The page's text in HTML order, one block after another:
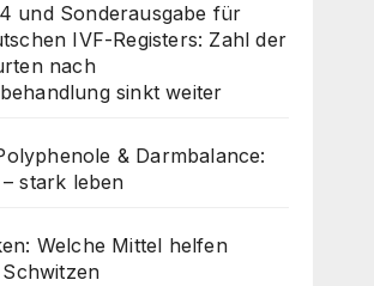
und Sonderausgabe für
IVF-Registers: Zahl der
nach
sinkt weiter
& Darmbalance:
stark leben
Welche Mittel helfen